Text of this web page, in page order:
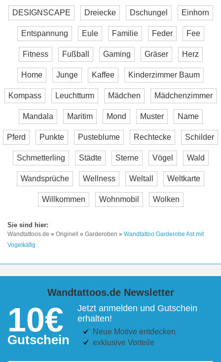
DESIGNSCAPE Dreiecke Dschungel Einhorn
Entspannung Eule Familie Feder Fee
Fitness Fußball Gaming Gräser Herz
Home Junge Kaffee Kinderzimmer Baum
Kompass Leuchtturm Mädchen Mädchenzimmer
Mandala Maritim Mond Muster Name
Pferd Punkte Pusteblume Rechtecke Schilder
Schmetterling Städte Sterne Vögel Wald
Wandsprüche Wellness Weltall Weltkarte
Willkommen Wohnmobil Wolken
Wandtattoos.de » Originell » Garderoben » Wandtattoo Garderobe Ast mit
Vogelkäfig
Wandtattoos.de Newsletter
10€
Gutschein
Jetzt anmelden und Gutschein
erhalten!
Neue Motive entdecken
exklusive Vorteile